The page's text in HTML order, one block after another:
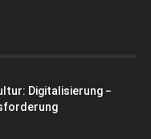
Digitalisierung −